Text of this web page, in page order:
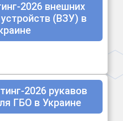
2026 внешних
(ВЗУ) в
2026 рукавов
ГБО в Украине